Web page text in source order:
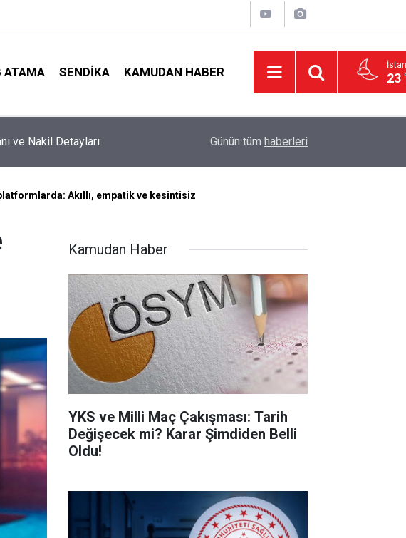
ATAMA SENDIKA KAMUDAN HABER 23
Tercihler Başladı
Günün tüm haberleri
Akıllı, empatik ve kesintisiz
Kamudan Haber
YKS ve Milli Maç Çakışması: Tarih
Değişecek mi? Karar Şimdiden Belli
Oldu!